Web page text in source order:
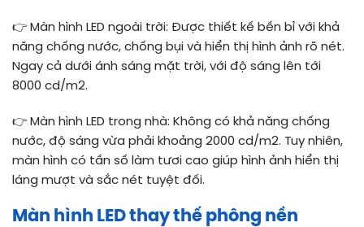
👉 Màn hình LED ngoài trời: Được thiết kế bền bỉ với khả
năng chống nước, chống bụi và hiển thị hình ảnh rõ nét.
Ngay cả dưới ánh sáng mặt trời, với độ sáng lên tới
8000 cd/m2.
👉 Màn hình LED trong nhà: Không có khả năng chống
nước, độ sáng vừa phải khoảng 2000 cd/m2. Tuy nhiên,
màn hình có tần số làm tươi cao giúp hình ảnh hiển thị
láng mượt và sắc nét tuyệt đối.
Màn hình LED thay thế phông nền